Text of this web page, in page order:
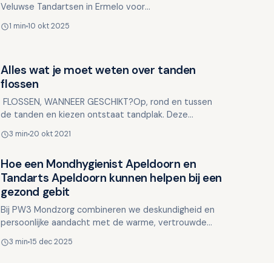
Veluwse Tandartsen in Ermelo voor
Gezonde tanden zijn onmisba…
1 min10 okt 2025
Overig nieuws
Alles wat je moet weten over tanden
flossen
FLOSSEN, WANNEER GESCHIKT?Op, rond en tussen
de tanden en kiezen ontstaat tandplak. Deze
niet dan ku…
3 min20 okt 2021
Overig nieuws
Hoe een Mondhygienist Apeldoorn en
Tandarts Apeldoorn kunnen helpen bij een
gezond gebit
Bij PW3 Mondzorg combineren we deskundigheid en
persoonlijke aandacht met de warme, vertrouwde
moderne technie…
3 min15 dec 2025